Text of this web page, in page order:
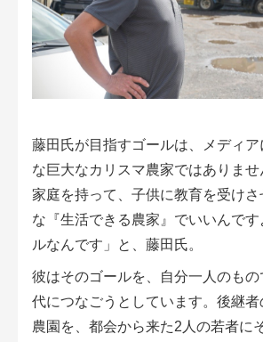
藤田氏が目指すゴールは、メディア
な巨大なカリスマ農家ではありませ
家庭を持って、子供に教育を受け
な『生活できる農家』でいいんで
ルなんです」と、藤田氏。
彼はそのゴールを、自分一人のも
代につなごうとしています。後継
農園を、都会から来た2人の若者に